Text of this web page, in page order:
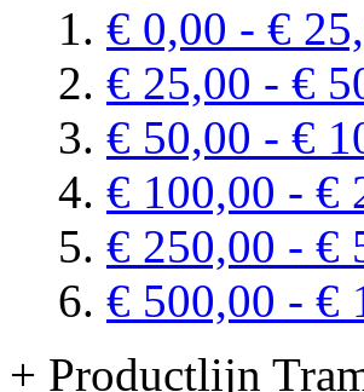
€ 0,00 - €
€ 25,00 - €
€ 50,00 - €
€ 100,00 - €
€ 250,00 - €
€ 500,00 - €
+ Productlijn